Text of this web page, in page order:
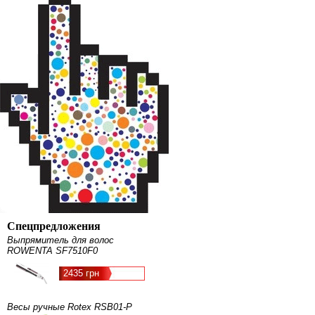
Спецпредложения
Выпрямитель для волос
ROWENTA SF7510F0
2435 грн
Весы ручные Rotex RSB01-P